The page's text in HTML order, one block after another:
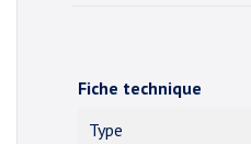
Fiche technique
Type